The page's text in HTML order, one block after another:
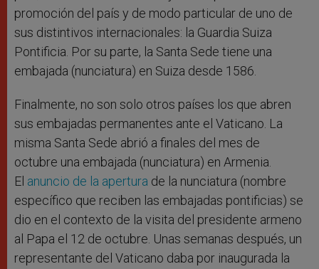
promoción del país y de modo particular de uno de
sus distintivos internacionales: la Guardia Suiza
Pontificia. Por su parte, la Santa Sede tiene una
embajada (nunciatura) en Suiza desde 1586.
Finalmente, no son solo otros países los que abren
sus embajadas permanentes ante el Vaticano. La
misma Santa Sede abrió a finales del mes de
octubre una embajada (nunciatura) en Armenia.
El anuncio de la apertura de la nunciatura (nombre
específico que reciben las embajadas pontificias) se
dio en el contexto de la visita del presidente armeno
al Papa el 12 de octubre. Unas semanas después, un
representante del Vaticano daba por inaugurada la